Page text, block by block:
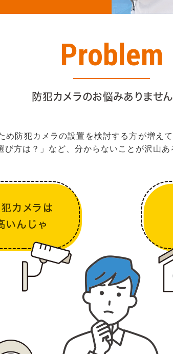
Problem
防犯カメラのお悩みありません
め防犯カメラの設置を検討する方が増え
び方は？」など、分からないことが沢山あ